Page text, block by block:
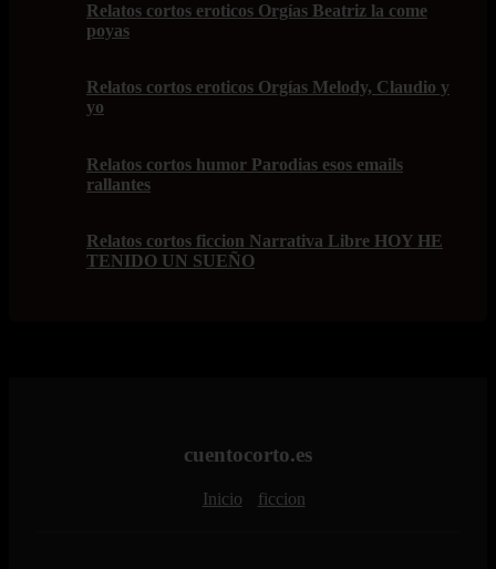
Relatos cortos eroticos Orgías Beatriz la come
poyas
Relatos cortos eroticos Orgías Melody, Claudio y
yo
Relatos cortos humor Parodias esos emails
rallantes
Relatos cortos ficcion Narrativa Libre HOY HE
TENIDO UN SUEÑO
cuentocorto.es
Inicio ficcion